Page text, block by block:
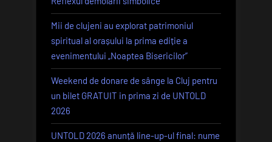
Mii de clujeni au explorat patrimoniul
spiritual al orașului la prima ediție a
evenimentului „Noaptea Bisericilor”
Weekend de donare de sânge la Cluj pentru
un bilet GRATUIT in prima zi de UNTOLD
2026
UNTOLD 2026 anunță line-up-ul final: nume